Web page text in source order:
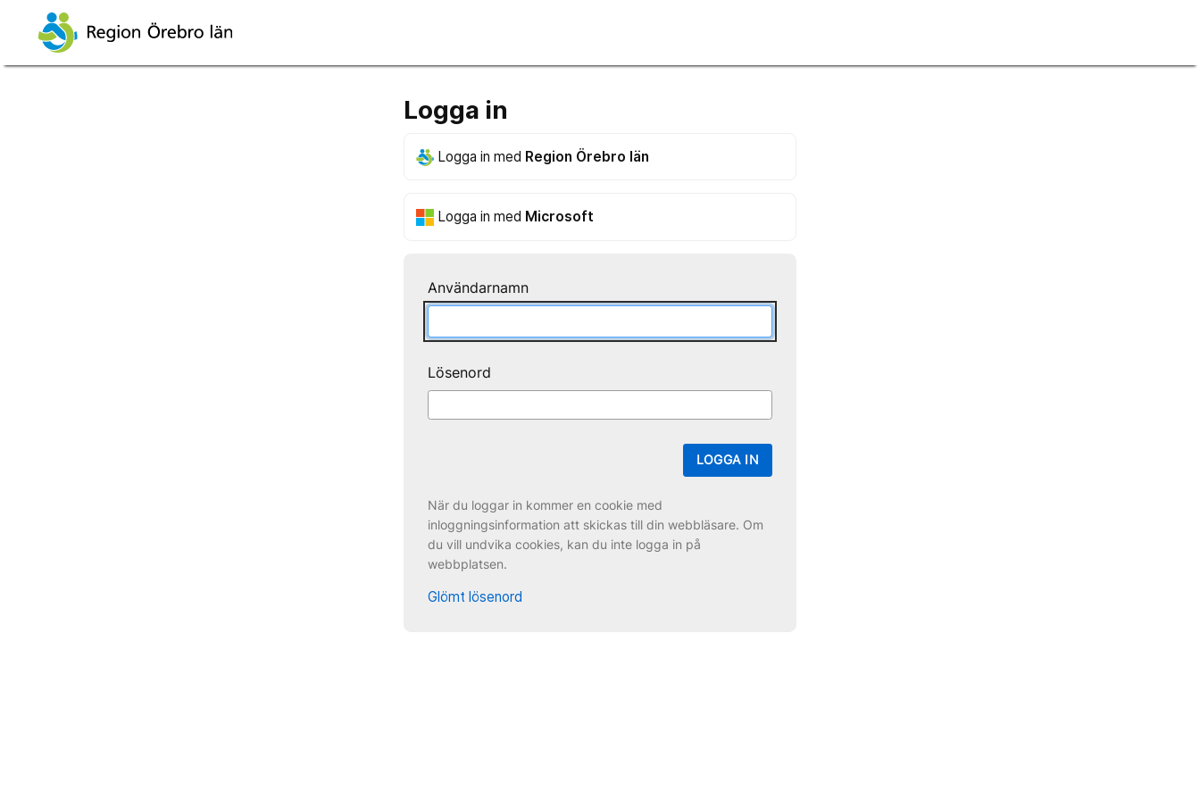
Logga in
Logga in med Region Örebro län
Logga in med Microsoft
Användarnamn
Lösenord
LOGGA IN
När du loggar in kommer en cookie med
inloggningsinformation att skickas till din webbläsare. Om
du vill undvika cookies, kan du inte logga in på
webbplatsen.
Glömt lösenord